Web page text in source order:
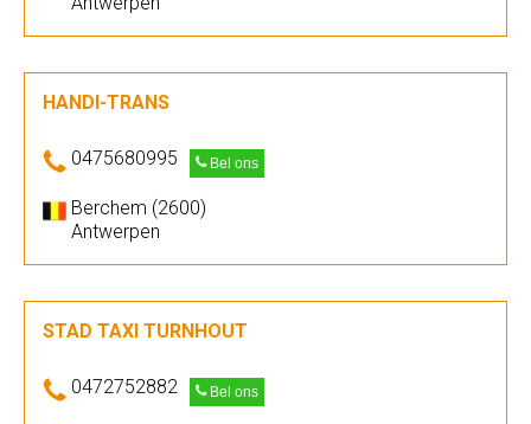
HANDI-TRANS
0475680995 Bel ons
Berchem (2600)
Antwerpen
STAD TAXI TURNHOUT
0472752882 Bel ons